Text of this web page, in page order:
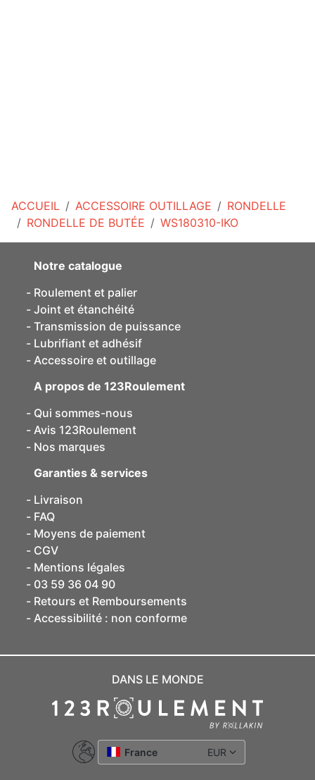
ACCUEIL ACCESSOIRE OUTILLAGE
RONDELLE
RONDELLE DE BUTÉE
WS180310-IKO
Notre catalogue
Roulement et palier
Joint et étanchéité
Transmission de puissance
Lubrifiant et adhésif
Accessoire et outillage
A propos de 123Roulement
Qui sommes-nous
Avis 123Roulement
Nos marques
Garanties & services
Livraison
FAQ
Moyens de paiement
CGV
Mentions légales
03 59 36 04 90
Retours et Remboursements
Accessibilité : non conforme
DANS LE MONDE
France EUR